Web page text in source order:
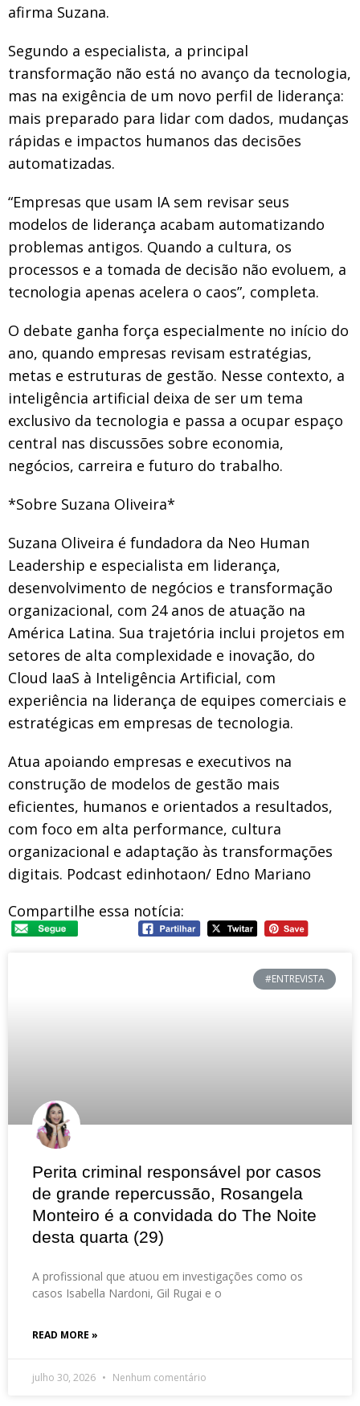
afirma Suzana.
Segundo a especialista, a principal
transformação não está no avanço da tecnologia,
mas na exigência de um novo perfil de liderança:
mais preparado para lidar com dados, mudanças
rápidas e impactos humanos das decisões
automatizadas.
“Empresas que usam IA sem revisar seus
modelos de liderança acabam automatizando
problemas antigos. Quando a cultura, os
processos e a tomada de decisão não evoluem, a
tecnologia apenas acelera o caos”, completa.
O debate ganha força especialmente no início do
ano, quando empresas revisam estratégias,
metas e estruturas de gestão. Nesse contexto, a
inteligência artificial deixa de ser um tema
exclusivo da tecnologia e passa a ocupar espaço
central nas discussões sobre economia,
negócios, carreira e futuro do trabalho.
*Sobre Suzana Oliveira*
Suzana Oliveira é fundadora da Neo Human
Leadership e especialista em liderança,
desenvolvimento de negócios e transformação
organizacional, com 24 anos de atuação na
América Latina. Sua trajetória inclui projetos em
setores de alta complexidade e inovação, do
Cloud IaaS à Inteligência Artificial, com
experiência na liderança de equipes comerciais e
estratégicas em empresas de tecnologia.
Atua apoiando empresas e executivos na
construção de modelos de gestão mais
eficientes, humanos e orientados a resultados,
com foco em alta performance, cultura
organizacional e adaptação às transformações
digitais. Podcast edinhotaon/ Edno Mariano
Compartilhe essa notícia:
#ENTREVISTA
Perita criminal responsável por casos
de grande repercussão, Rosangela
Monteiro é a convidada do The Noite
desta quarta (29)
A profissional que atuou em investigações como os
casos Isabella Nardoni, Gil Rugai e o
READ MORE »
julho 30, 2026 Nenhum comentário